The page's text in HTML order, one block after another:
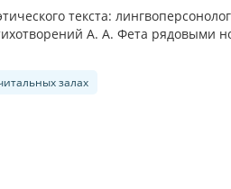
текста:
А. А. Фета рядовыми
залах